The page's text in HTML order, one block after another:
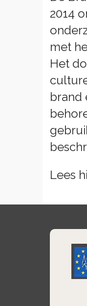
2014
met
Het
brand
Lees